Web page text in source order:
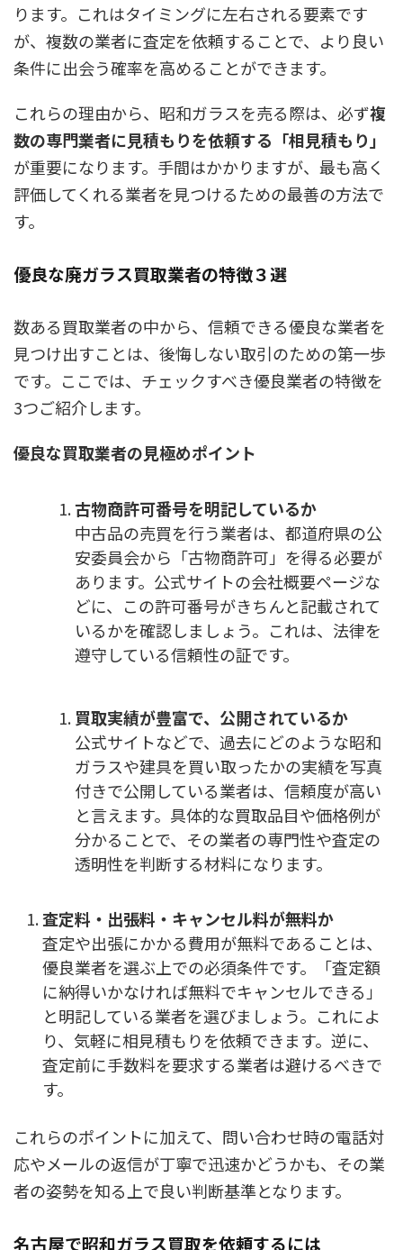
ります。これはタイミングに左右される要素です
が、複数の業者に査定を依頼することで、より良い
条件に出会う確率を高めることができます。
これらの理由から、昭和ガラスを売る際は、必ず複
数の専門業者に見積もりを依頼する「相見積もり」
が重要になります。手間はかかりますが、最も高く
評価してくれる業者を見つけるための最善の方法で
す。
優良な廃ガラス買取業者の特徴３選
数ある買取業者の中から、信頼できる優良な業者を
見つけ出すことは、後悔しない取引のための第一歩
です。ここでは、チェックすべき優良業者の特徴を
3つご紹介します。
優良な買取業者の見極めポイント
古物商許可番号を明記しているか
中古品の売買を行う業者は、都道府県の公
安委員会から「古物商許可」を得る必要が
あります。公式サイトの会社概要ページな
どに、この許可番号がきちんと記載されて
いるかを確認しましょう。これは、法律を
遵守している信頼性の証です。
買取実績が豊富で、公開されているか
公式サイトなどで、過去にどのような昭和
ガラスや建具を買い取ったかの実績を写真
付きで公開している業者は、信頼度が高い
と言えます。具体的な買取品目や価格例が
分かることで、その業者の専門性や査定の
透明性を判断する材料になります。
査定料・出張料・キャンセル料が無料か
査定や出張にかかる費用が無料であることは、
優良業者を選ぶ上での必須条件です。「査定額
に納得いかなければ無料でキャンセルできる」
と明記している業者を選びましょう。これによ
り、気軽に相見積もりを依頼できます。逆に、
査定前に手数料を要求する業者は避けるべきで
す。
これらのポイントに加えて、問い合わせ時の電話対
応やメールの返信が丁寧で迅速かどうかも、その業
者の姿勢を知る上で良い判断基準となります。
名古屋で昭和ガラス買取を依頼するには